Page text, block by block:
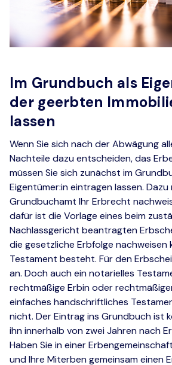
Im Grundbuch als
der geerbten
lassen
Wenn Sie sich nach der Abwägung
Nachteile dazu entscheiden, das
müssen Sie sich zunächst im
Eigentümer:in eintragen lassen. Dazu
Grundbuchamt Ihr Erbrecht
dafür ist die Vorlage eines beim
Nachlassgericht beantragten
die gesetzliche Erbfolge nachweisen
Testament besteht. Für den
an. Doch auch ein notarielles
rechtmäßige Erbin oder
einfaches handschriftliches
nicht. Der Eintrag ins Grundbuch ist
ihn innerhalb von zwei Jahren nach
Haben Sie in einer
und Ihre Miterben gemeinsam einen